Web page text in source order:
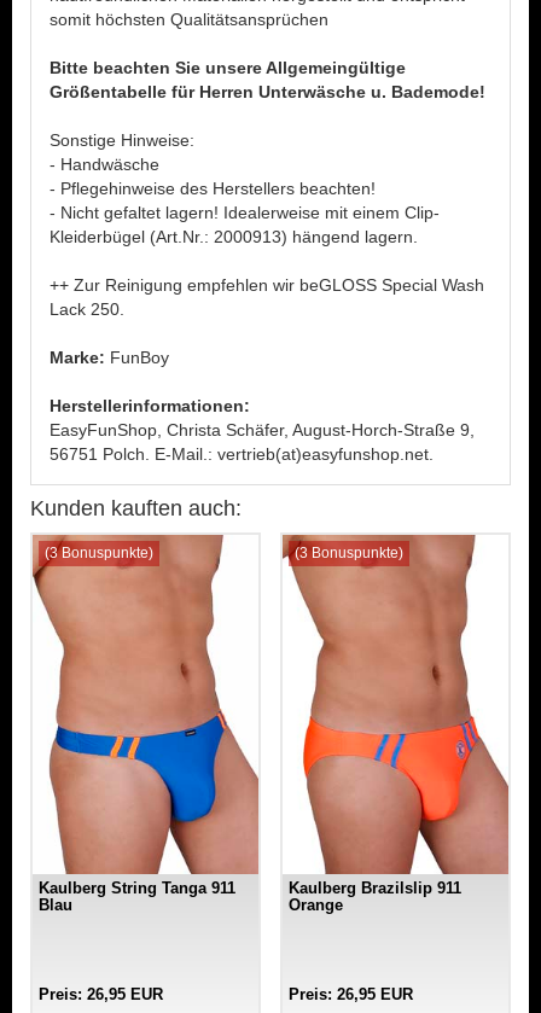
somit höchsten Qualitätsansprüchen
Bitte beachten Sie unsere Allgemeingültige
Größentabelle für Herren Unterwäsche u. Bademode!
Sonstige Hinweise:
- Handwäsche
- Pflegehinweise des Herstellers beachten!
- Nicht gefaltet lagern! Idealerweise mit einem Clip-
Kleiderbügel (Art.Nr.: 2000913) hängend lagern.
++ Zur Reinigung empfehlen wir beGLOSS Special Wash
Lack 250.
Marke: FunBoy
Herstellerinformationen:
EasyFunShop, Christa Schäfer, August-Horch-Straße 9,
56751 Polch. E-Mail.: vertrieb(at)easyfunshop.net.
Kunden kauften auch:
(3 Bonuspunkte)
Kaulberg String Tanga 911
Blau
Preis: 26,95 EUR
(3 Bonuspunkte)
Kaulberg Brazilslip 911
Orange
Preis: 26,95 EUR